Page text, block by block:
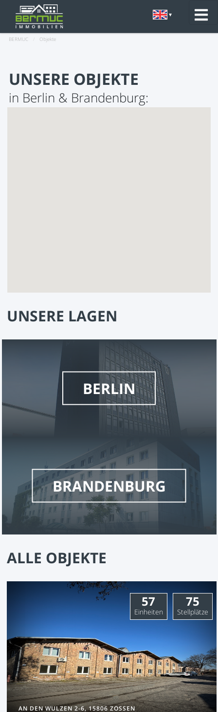
BERMUC Objekte
UNSERE OBJEKTE
in Berlin & Brandenburg:
UNSERE LAGEN
BERLIN
BRANDENBURG
ALLE OBJEKTE
57
Einheiten
75
Stellplätze
AN DEN WULZEN 2-6, 15806 ZOSSEN